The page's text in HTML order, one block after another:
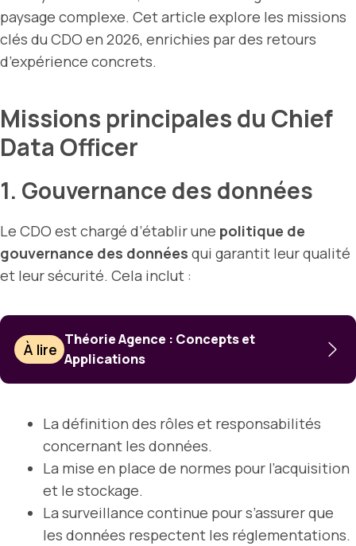
paysage complexe. Cet article explore les missions
clés du CDO en 2026, enrichies par des retours
d’expérience concrets.
Missions principales du Chief
Data Officer
1. Gouvernance des données
Le CDO est chargé d’établir une politique de
gouvernance des données qui garantit leur qualité
et leur sécurité. Cela inclut :
À lire
Théorie Agence : Concepts et
Applications
La définition des rôles et responsabilités
concernant les données.
La mise en place de normes pour l’acquisition
et le stockage.
La surveillance continue pour s’assurer que
les données respectent les réglementations.